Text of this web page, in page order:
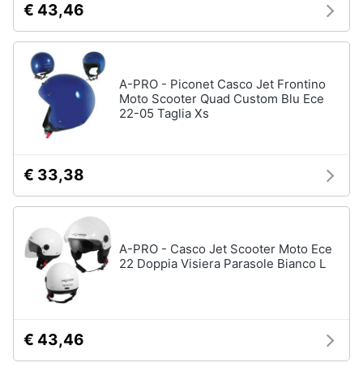
€ 43,46
A-PRO - Piconet Casco Jet Frontino
Moto Scooter Quad Custom Blu Ece
22-05 Taglia Xs
€ 33,38
A-PRO - Casco Jet Scooter Moto Ece
22 Doppia Visiera Parasole Bianco L
€ 43,46